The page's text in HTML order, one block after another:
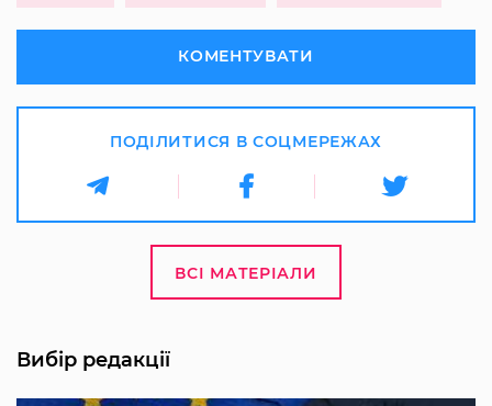
КОМЕНТУВАТИ
ПОДІЛИТИСЯ В СОЦМЕРЕЖАХ
ВСІ МАТЕРІАЛИ
Вибір редакції